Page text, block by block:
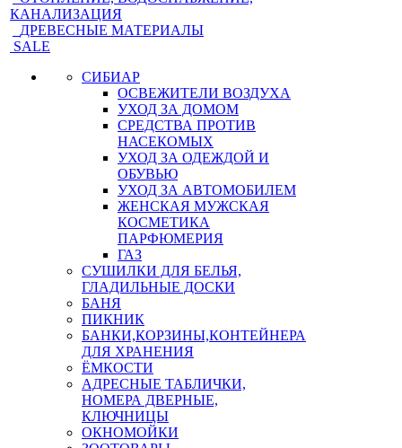
КАНАЛИЗАЦИЯ
ДРЕВЕСНЫЕ МАТЕРИАЛЫ
SALE
СИБИАР
ОСВЕЖИТЕЛИ ВОЗДУХА
УХОД ЗА ДОМОМ
СРЕДСТВА ПРОТИВ
НАСЕКОМЫХ
УХОД ЗА ОДЕЖДОЙ И
ОБУВЬЮ
УХОД ЗА АВТОМОБИЛЕМ
ЖЕНСКАЯ МУЖСКАЯ
КОСМЕТИКА
ПАРФЮМЕРИЯ
ГАЗ
СУШИЛКИ ДЛЯ БЕЛЬЯ,
ГЛАДИЛЬНЫЕ ДОСКИ
БАНЯ
ПИКНИК
БАНКИ,КОРЗИНЫ,КОНТЕЙНЕРА
ДЛЯ ХРАНЕНИЯ
ЁМКОСТИ
АДРЕСНЫЕ ТАБЛИЧКИ,
НОМЕРА ДВЕРНЫЕ,
КЛЮЧНИЦЫ
ОКНОМОЙКИ